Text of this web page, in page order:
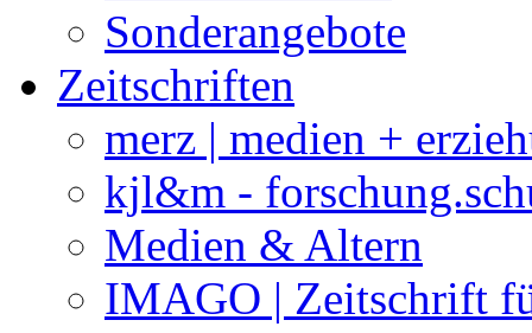
Sonderangebote
Zeitschriften
merz | medien +
kjl&m -
Medien & Altern
IMAGO | Zeitschrift